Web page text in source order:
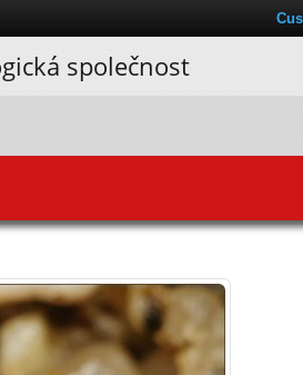
společnost